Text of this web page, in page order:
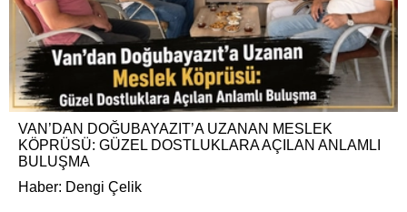
VAN’DAN DOĞUBAYAZIT’A UZANAN MESLEK
KÖPRÜSÜ: GÜZEL DOSTLUKLARA AÇILAN ANLAMLI
BULUŞMA
Haber: Dengi Çelik